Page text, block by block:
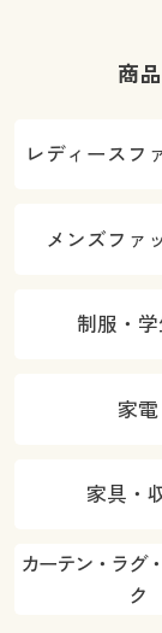
商
レディースフ
メンズファ
制服・
家電
家具・
カーテン・ラグ
ク